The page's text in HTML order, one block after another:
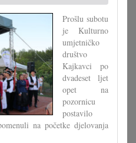
Prošlu subotu
je Kulturno
umjetničko
društvo
Kajkavci po
dvadeset ljet
opet na
pozornicu
postavilo
na početke djelovanja